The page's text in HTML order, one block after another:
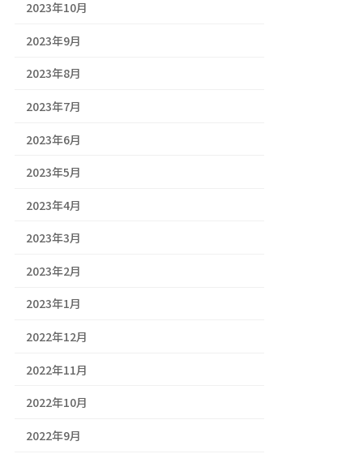
2023年10月
2023年9月
2023年8月
2023年7月
2023年6月
2023年5月
2023年4月
2023年3月
2023年2月
2023年1月
2022年12月
2022年11月
2022年10月
2022年9月